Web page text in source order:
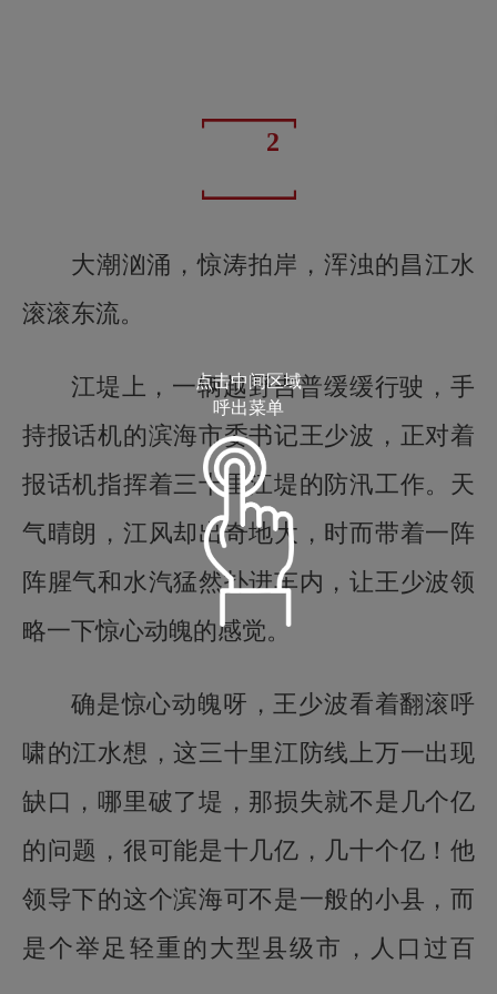
2
大潮汹涌，惊涛拍岸，浑浊的昌江水
滚滚东流。
江堤上，一辆越野吉普缓缓行驶，手
持报话机的滨海市委书记王少波，正对着
报话机指挥着三十里江堤的防汛工作。天
气晴朗，江风却出奇地大，时而带着一阵
阵腥气和水汽猛然扑进车内，让王少波领
略一下惊心动魄的感觉。
确是惊心动魄呀，王少波看着翻滚呼
啸的江水想，这三十里江防线上万一出现
缺口，哪里破了堤，那损失就不是几个亿
的问题，很可能是十几亿，几十个亿！他
领导下的这个滨海可不是一般的小县，而
是个举足轻重的大型县级市，人口过百
点击中间区域
呼出菜单
0.5 2.0
标准
1.0
定时播放
60分钟 90分钟 播完本集
儒雅青年 温柔淑女
阳光青年 小萝莉
智慧老者 慈爱姥姥
目录